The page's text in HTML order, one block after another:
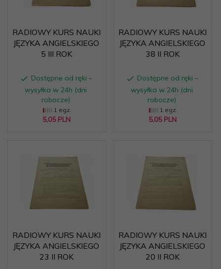
RADIOWY KURS NAUKI
JĘZYKA ANGIELSKIEGO
5 III ROK
Dostępne od ręki –
wysyłka w 24h (dni
robocze)
1 egz.
5,05 PLN
RADIOWY KURS NAUKI
JĘZYKA ANGIELSKIEGO
38 II ROK
Dostępne od ręki –
wysyłka w 24h (dni
robocze)
1 egz.
5,05 PLN
RADIOWY KURS NAUKI
JĘZYKA ANGIELSKIEGO
23 II ROK
RADIOWY KURS NAUKI
JĘZYKA ANGIELSKIEGO
20 II ROK